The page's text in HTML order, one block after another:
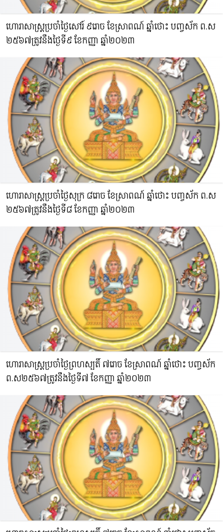
ហោរាសាស្រ្តប្រចាំថ្ងៃសៅរ៍ ៩រោច ខែស្រាពណ៍ ឆ្នាំថោះ​ បញ្ចស័ក ព.ស​
២៥៦៧ត្រូវនឹងថ្ងៃទី៩ ខែកញ្ញា ឆ្នាំ២០២៣
ហោរាសាស្រ្តប្រចាំថ្ងៃសុក្រ ៨រោច ខែស្រាពណ៍ ឆ្នាំថោះ​ បញ្ចស័ក ព.ស​
២៥៦៧ត្រូវនឹងថ្ងៃទី៨ ខែកញ្ញា ឆ្នាំ២០២៣
ហោរាសាស្រ្តប្រចាំថ្ងៃព្រហស្បតិ៍ ៧រោច ខែស្រាពណ៍ ឆ្នាំថោះ​ បញ្ចស័ក
ព.ស​២៥៦៧ត្រូវនឹងថ្ងៃទី៧ ខែកញ្ញា ឆ្នាំ២០២៣